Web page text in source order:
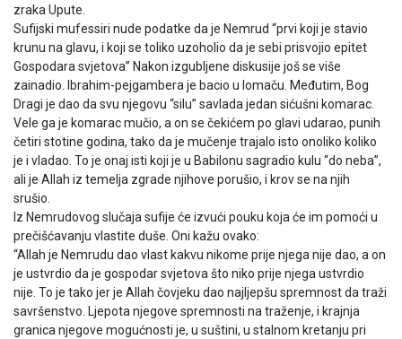
zraka Upute.
Sufijski mufessiri nude podatke da je Nemrud “prvi koji je stavio
krunu na glavu, i koji se toliko uzoholio da je sebi prisvojio epitet
Gospodara svjetova” Nakon izgubljene diskusije još se više
zainadio. Ibrahim-pejgambera je bacio u lomaču. Međutim, Bog
Dragi je dao da svu njegovu “silu” savlada jedan sićušni komarac.
Vele ga je komarac mučio, a on se čekićem po glavi udarao, punih
četiri stotine godina, tako da je mučenje trajalo isto onoliko koliko
je i vladao. To je onaj isti koji je u Babilonu sagradio kulu “do neba”,
ali je Allah iz temelja zgrade njihove porušio, i krov se na njih
srušio.
Iz Nemrudovog slučaja sufije će izvući pouku koja će im pomoći u
prečišćavanju vlastite duše. Oni kažu ovako:
“Allah je Nemrudu dao vlast kakvu nikome prije njega nije dao, a on
je ustvrdio da je gospodar svjetova što niko prije njega ustvrdio
nije. To je tako jer je Allah čovjeku dao najljepšu spremnost da traži
savršenstvo. Ljepota njegove spremnosti na traženje, i krajnja
granica njegove mogućnosti je, u suštini, u stalnom kretanju pri